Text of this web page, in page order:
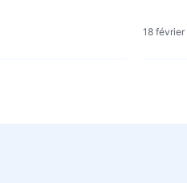
18